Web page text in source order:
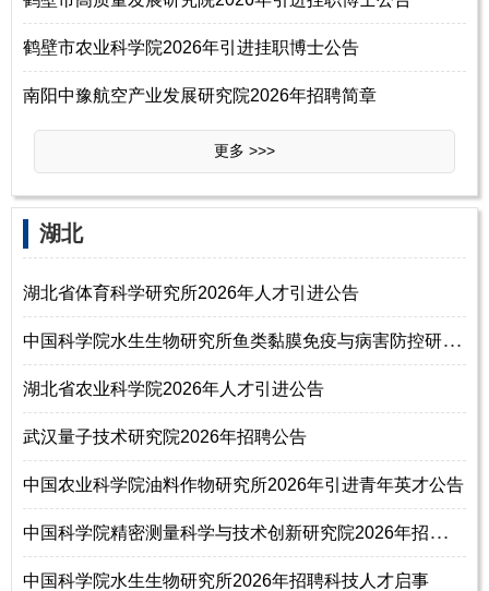
鹤壁市农业科学院2026年引进挂职博士公告
南阳中豫航空产业发展研究院2026年招聘简章
更多 >>>
‌‌湖北
湖北省体育科学研究所2026年人才引进公告
中
国科学院水生生物研究所鱼类黏膜免疫与病害防控研究组2026年招聘研究助理
湖北省农业科学院2026年人才引进公告
武汉量子技术研究院2026年招聘公告
中国农业科学院油料作物研究所2026年引进青年英才公告
中
国科学院精密测量科学与技术创新研究院2026年招聘研究组组长46名启事
中国科学院水生生物研究所2026年招聘科技人才启事